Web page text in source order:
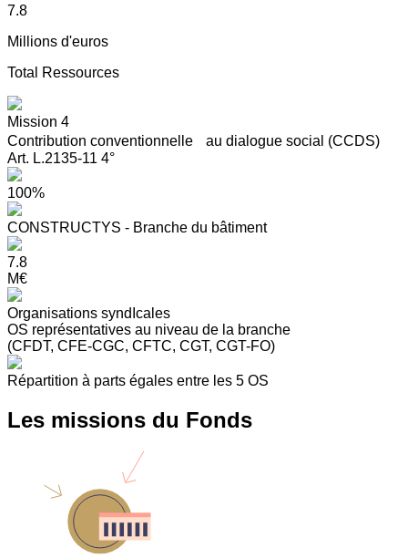
7.8
Millions d'euros
Total Ressources
Mission 4
Contribution conventionnelle au dialogue social (CCDS)
Art. L.2135-11 4°
100%
CONSTRUCTYS - Branche du bâtiment
7.8
M€
Organisations syndIcales
OS représentatives au niveau de la branche
(CFDT, CFE-CGC, CFTC, CGT, CGT-FO)
Répartition à parts égales entre les 5 OS
Les missions du Fonds